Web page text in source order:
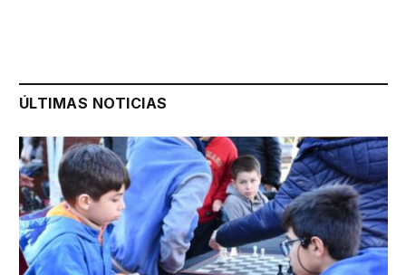
ÚLTIMAS NOTICIAS